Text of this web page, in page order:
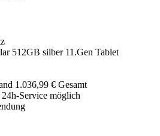
512GB silber 11.Gen Tablet
1.036,99 € Gesamt
Service möglich